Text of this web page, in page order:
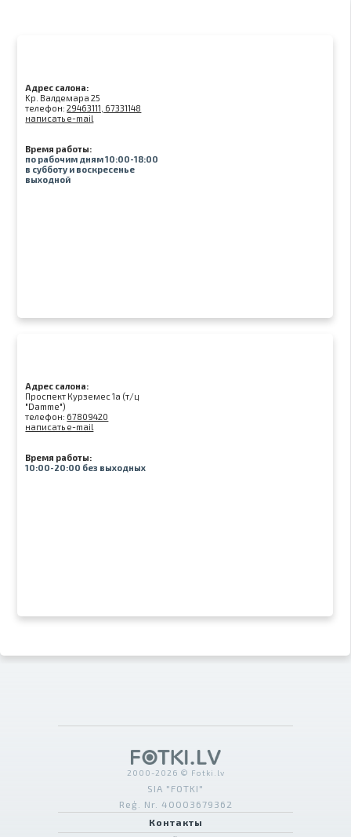
Адрес салона:
Kр. Валдемара 25
телефон:29463111, 67331148
написать e-mail
Время работы:
по рабочим дням 10:00-18:00
в субботу и воскресенье
выходной
Адрес салона:
Проспект Курземес 1а (т/ц
"Damme")
телефон: 67809420
написать e-mail
Время работы:
10:00-20:00 без выходных
2000-2026 © Fotki.lv
SIA "FOTKI"
Reģ. Nr. 40003679362
Контакты